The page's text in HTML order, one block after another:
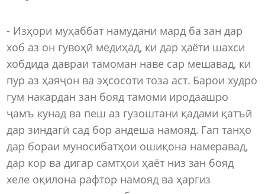
- Изҳори муҳаббат намудани мард ба зан дар
хоб аз он гувоҳӣ медиҳад, ки дар ҳаёти шахси
хобдида давраи тамоман наве сар мешавад, ки
пур аз ҳаяҷон ва эҳсосоти тоза аст. Барои худро
гум накардан зан бояд тамоми иродаашро
ҷамъ кунад ва пеш аз гузоштани қадами қатъӣ
дар зиндагӣ сад бор андеша намояд. Гап танҳо
дар бораи муносибатҳои ошиқона намеравад,
дар кор ва дигар самтҳои ҳаёт низ зан бояд
хеле оқилона рафтор намояд ва ҳаргиз